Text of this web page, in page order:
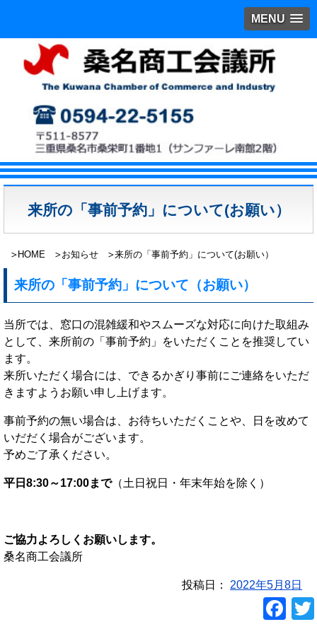
MENU
来所の「事前予約」について(お願い）
HOME お知らせ 来所の「事前予約」について(お願い）
来所の「事前予約」について（お願い）
当所では、窓口の混雑緩和やスムーズな対応に向けた取組み
として、来所前の「事前予約」をいただくことを推奨してい
ます。
来所いただく場合には、できるかぎり事前にご連絡をいただ
きますようお願い申し上げます。
事前予約の無い場合は、お待ちいただくことや、日を改めて
いだだく場合がございます。
予めご了承ください。
平日8:30～17:00まで（土日祝日・年末年始を除く）
ご協力よろしくお願いします。
桑名商工会議所
投稿日： 2022年5月8日
F